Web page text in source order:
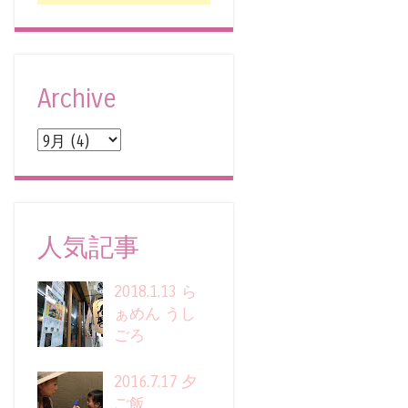
Archive
人気記事
2018.1.13 ら
ぁめん うし
ごろ
2016.7.17 夕
ご飯